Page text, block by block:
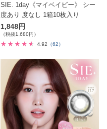
SIE. 1day《マイベイビー》 シー
度あり 度なし 1箱10枚入り
1,848円
（税抜1,680円）
4.92
（62）